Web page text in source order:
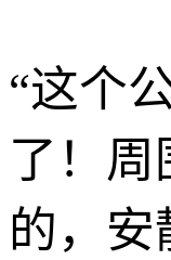
“这个
了！周
的，安